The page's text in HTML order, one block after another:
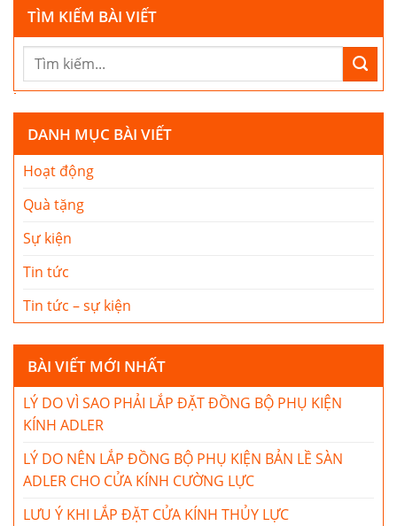
TÌM KIẾM BÀI VIẾT
DANH MỤC BÀI VIẾT
Hoạt động
Quà tặng
Sự kiện
Tin tức
Tin tức – sự kiện
BÀI VIẾT MỚI NHẤT
LÝ DO VÌ SAO PHẢI LẮP ĐẶT ĐỒNG BỘ PHỤ KIỆN
KÍNH ADLER
LÝ DO NÊN LẮP ĐỒNG BỘ PHỤ KIỆN BẢN LỀ SÀN
ADLER CHO CỬA KÍNH CƯỜNG LỰC
LƯU Ý KHI LẮP ĐẶT CỬA KÍNH THỦY LỰC